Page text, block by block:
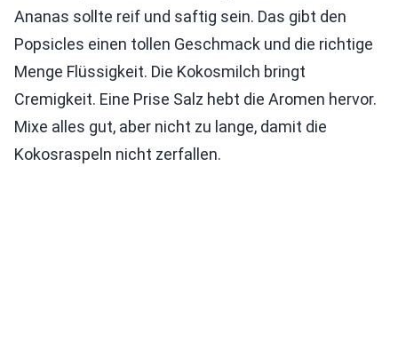
Ananas sollte reif und saftig sein. Das gibt den
Popsicles einen tollen Geschmack und die richtige
Menge Flüssigkeit. Die Kokosmilch bringt
Cremigkeit. Eine Prise Salz hebt die Aromen hervor.
Mixe alles gut, aber nicht zu lange, damit die
Kokosraspeln nicht zerfallen.